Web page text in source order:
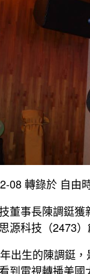
08 轉錄於 自由
董事長陳調鋌
源科技（2473
出生的陳調鋌
到電視轉播美